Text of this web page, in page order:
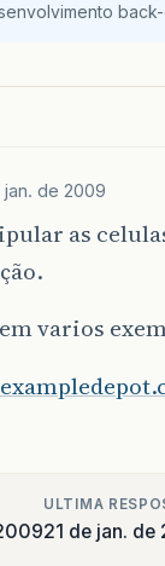
jan. de 2009
as
varios
ULTIMA
21 de jan. de